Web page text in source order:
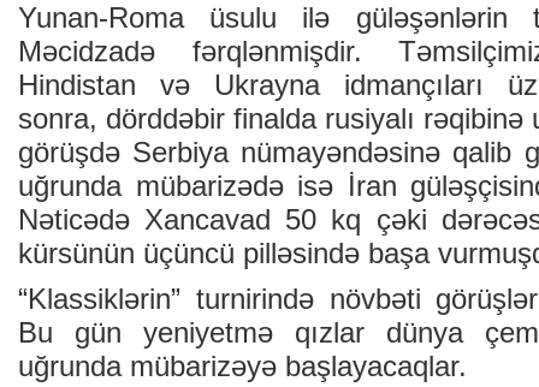
Yunan-Roma üsulu ilə güləşənlərin
Məcidzadə fərqlənmişdir.
Hindistan və Ukrayna idmançıları
sonra, dörddəbir finalda rusiyalı
görüşdə Serbiya nümayəndəsinə qalib
uğrunda mübarizədə isə İran
Nəticədə Xancavad 50 kq çəki
kürsünün üçüncü pilləsində başa
“Klassiklərin” turnirində növbəti
Bu gün yeniyetmə qızlar dünya
uğrunda mübarizəyə başlayacaqlar.